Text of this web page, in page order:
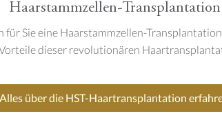
Haarstammzellen-Transplantation
für Sie eine Haarstammzellen-
dieser revolutionären
Alles über die HST-Haartransplantation